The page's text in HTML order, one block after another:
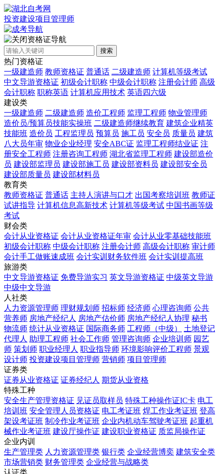
投资建设项目管理师
资格证导航
搜索
热门资格证
一级建造师 教师资格证 普通话 二级建造师 计算机等级考试
中文导游资格证 初级会计职称 中级会计职称 注册会计师 高级
会计职称 职称英语 计算机应用技术 英语四六级
建设类
一级建造师 二级建造师 造价工程师 监理工程师 物业管理师
造价员/预算员技能实操班 二级建造师继续教育 建筑企业精英
技能班 造价员 工程监理员 预算员 施工员 安全员 质量员 建筑
八大员年审 物业企业经理 安全ABC证 监理工程师结业证 注
册安全工程师 注册咨询工程师 湖北省监理工程师 建设部造价
员 建设部监理员 建设部施工员 建设部资料员 建设部安全员
建设部质量员 建设部材料员
教育类
教师资格证 普通话 主持人演讲与口才 出国考察培训班 教师证
试讲指导 计算机信息高新技术 计算机等级考试 中国书画等级
考试
财会类
会计从业资格证 会计从业资格证年审 会计从业零基础技能班
初级会计职称 中级会计职称 注册会计师 高级会计职称 审计师
会计手工做账速成班 会计实训财务软件班 会计实训提高班
旅游类
中文导游资格证 免费导游实习 英文导游资格证 中级英文导游
中级中文导游
人社类
人力资源管理师 理财规划师 招标师 经济师 心理咨询师 公共
营养师 房地产经纪人 房地产估价师 房地产经纪人协理 秘书
物流师 统计从业资格证 国际商务师 工程师（中级）
土地登记
代理人 助理工程师 社会工作师 管理咨询师 企业培训师 园艺
师 策划师 职业经理人 职业指导师 环境影响评价工程师 景观
设计师 投资建设项目管理师 营销师 项目管理师
证券类
证券从业资格证 证券经纪人 期货从业资格
特殊工种
安全生产管理资格证 见证员取样员 特殊工种操作证IC卡 电工
培训班 安全管理人员资格证 电工考证班 焊工作业考证班 登高
架设考证班 制冷作业考证班 企业内机动车驾驶考证班 起重机
械作业考证班 建设厅操作证 建设职业资格证 质监局操作证
企业内训
生产管理类 人力资源管理类 银行类 企业经营博奕 建筑安全类
市场营销类 财务管理类 企业经营与战略类
认证类